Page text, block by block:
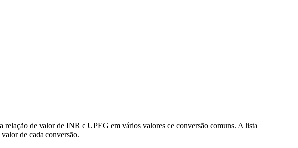
de valor de INR e UPEG em vários valores de conversão comuns. A lista
de cada conversão.